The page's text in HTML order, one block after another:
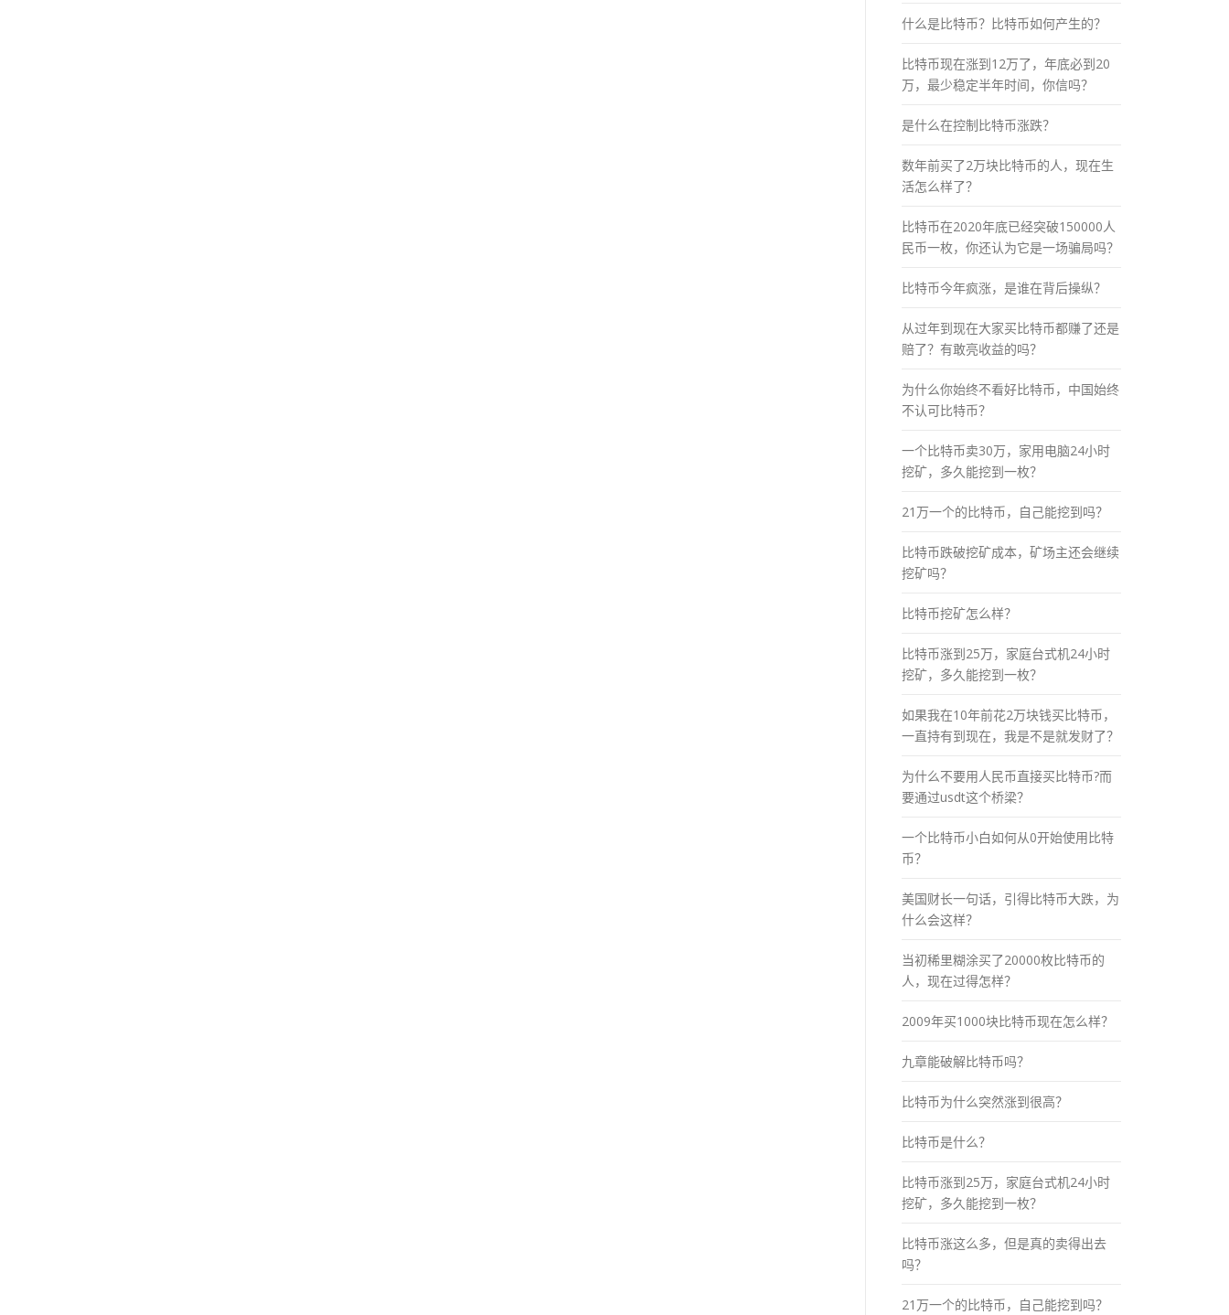
什么是比特币？比特币如何产生的？
比特币现在涨到12万了，年底必到20
万，最少稳定半年时间，你信吗？
是什么在控制比特币涨跌？
数年前买了2万块比特币的人，现在生
活怎么样了？
比特币在2020年底已经突破150000人
民币一枚，你还认为它是一场骗局吗？
比特币今年疯涨，是谁在背后操纵？
从过年到现在大家买比特币都赚了还是
赔了？有敢亮收益的吗？
为什么你始终不看好比特币，中国始终
不认可比特币？
一个比特币卖30万，家用电脑24小时
挖矿，多久能挖到一枚？
21万一个的比特币，自己能挖到吗？
比特币跌破挖矿成本，矿场主还会继续
挖矿吗？
比特币挖矿怎么样？
比特币涨到25万，家庭台式机24小时
挖矿，多久能挖到一枚？
如果我在10年前花2万块钱买比特币，
一直持有到现在，我是不是就发财了？
为什么不要用人民币直接买比特币?而
要通过usdt这个桥梁？
一个比特币小白如何从0开始使用比特
币？
美国财长一句话，引得比特币大跌，为
什么会这样？
当初稀里糊涂买了20000枚比特币的
人，现在过得怎样？
2009年买1000块比特币现在怎么样？
九章能破解比特币吗？
比特币为什么突然涨到很高？
比特币是什么？
比特币涨到25万，家庭台式机24小时
挖矿，多久能挖到一枚？
比特币涨这么多，但是真的卖得出去
吗？
21万一个的比特币，自己能挖到吗？